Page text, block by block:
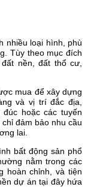
nhiều loại hình, phù
Tùy theo mục đích
nền, đất thổ cư,
mua để xây dựng
và vị trí đắc địa,
hoặc các tuyến
đảm bảo nhu cầu
lai.
bất động sản phổ
nằm trong các
hoàn chỉnh, và tiện
dự án tại đây hứa